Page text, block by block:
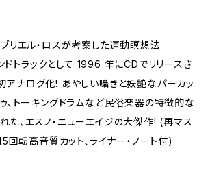
リエル・ロスが考案した運動瞑想法
トラックとして 1996 年にCDでリリースさ
アナログ化! あやしい囁きと妖艶なパーカッ
ゥ、トーキングドラムなど民俗楽器の特徴的な
た、エスノ・ニューエイジの大傑作! (再マス
転高音質カット、ライナー・ノート付)